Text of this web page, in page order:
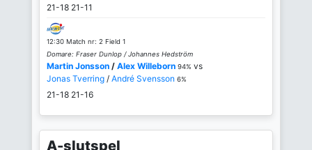
21-18 21-11
12:30 Match nr: 2 Field 1
Domare: Fraser Dunlop / Johannes Hedström
Martin Jonsson / Alex Willeborn 94% vs
Jonas Tverring / André Svensson 6%
21-18 21-16
A-slutspel